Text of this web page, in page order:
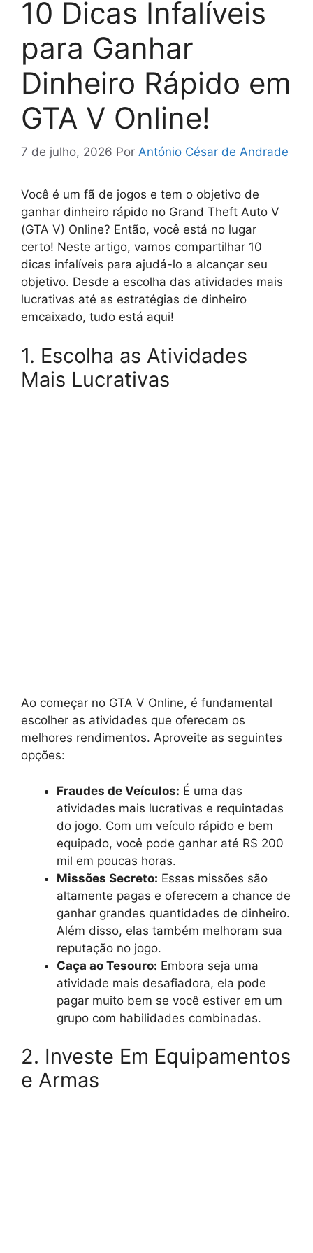
10 Dicas Infalíveis
para Ganhar
Dinheiro Rápido em
GTA V Online!
7 de julho, 2026 Por António César de Andrade
Você é um fã de jogos e tem o objetivo de
ganhar dinheiro rápido no Grand Theft Auto V
(GTA V) Online? Então, você está no lugar
certo! Neste artigo, vamos compartilhar 10
dicas infalíveis para ajudá-lo a alcançar seu
objetivo. Desde a escolha das atividades mais
lucrativas até as estratégias de dinheiro
emcaixado, tudo está aqui!
1. Escolha as Atividades
Mais Lucrativas
Ao começar no GTA V Online, é fundamental
escolher as atividades que oferecem os
melhores rendimentos. Aproveite as seguintes
opções:
Fraudes de Veículos: É uma das
atividades mais lucrativas e requintadas
do jogo. Com um veículo rápido e bem
equipado, você pode ganhar até R$ 200
mil em poucas horas.
Missões Secreto: Essas missões são
altamente pagas e oferecem a chance de
ganhar grandes quantidades de dinheiro.
Além disso, elas também melhoram sua
reputação no jogo.
Caça ao Tesouro: Embora seja uma
atividade mais desafiadora, ela pode
pagar muito bem se você estiver em um
grupo com habilidades combinadas.
2. Investe Em Equipamentos
e Armas